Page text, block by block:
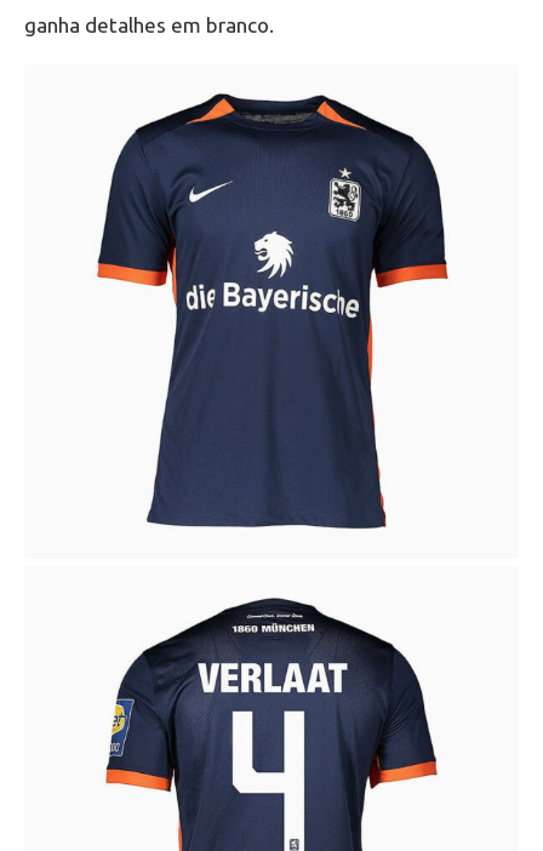
ganha detalhes em branco.